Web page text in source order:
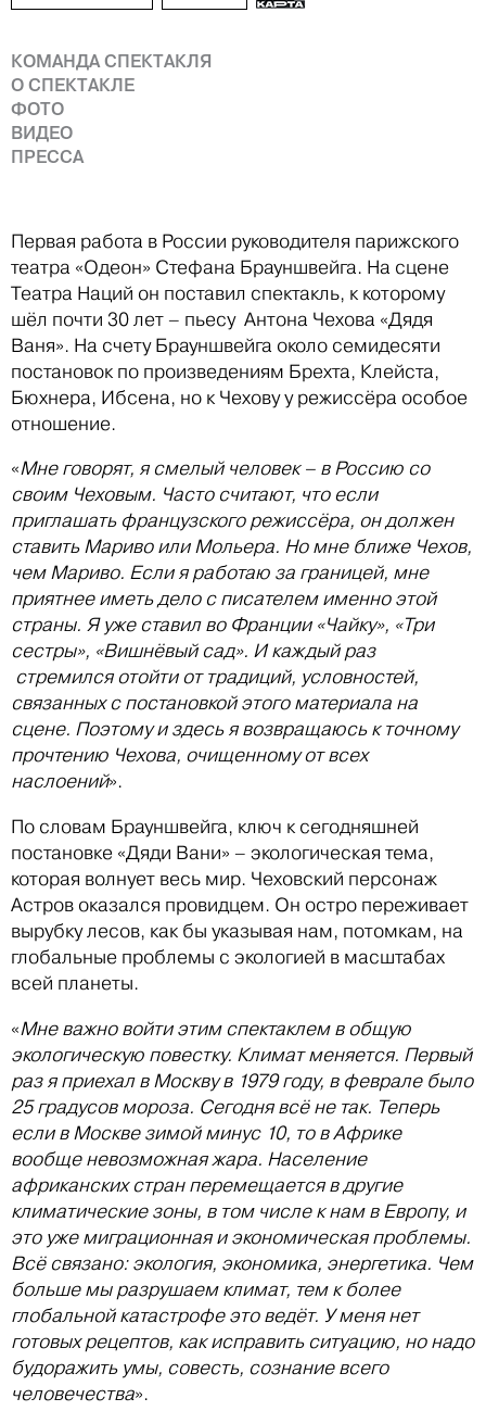
КОМАНДА СПЕКТАКЛЯ
О СПЕКТАКЛЕ
ФОТО
ВИДЕО
ПРЕССА
Первая работа в России руководителя парижского
театра «Одеон» Стефана Брауншвейга. На сцене
Театра Наций он поставил спектакль, к которому
шёл почти 30 лет – пьесу Антона Чехова «Дядя
Ваня». На счету Брауншвейга около семидесяти
постановок по произведениям Брехта, Клейста,
Бюхнера, Ибсена, но к Чехову у режиссёра особое
отношение.
«Мне говорят, я смелый человек – в Россию со
своим Чеховым. Часто считают, что если
приглашать французского режиссёра, он должен
ставить Мариво или Мольера. Но мне ближе Чехов,
чем Мариво. Если я работаю за границей, мне
приятнее иметь дело с писателем именно этой
страны. Я уже ставил во Франции «Чайку», «Три
сестры», «Вишнёвый сад». И каждый раз
стремился отойти от традиций, условностей,
связанных с постановкой этого материала на
сцене. Поэтому и здесь я возвращаюсь к точному
прочтению Чехова, очищенному от всех
наслоений».
По словам Брауншвейга, ключ к сегодняшней
постановке «Дяди Вани» – экологическая тема,
которая волнует весь мир. Чеховский персонаж
Астров оказался провидцем. Он остро переживает
вырубку лесов, как бы указывая нам, потомкам, на
глобальные проблемы с экологией в масштабах
всей планеты.
«Мне важно войти этим спектаклем в общую
экологическую повестку. Климат меняется. Первый
раз я приехал в Москву в 1979 году, в феврале было
25 градусов мороза. Сегодня всё не так. Теперь
если в Москве зимой минус 10, то в Африке
вообще невозможная жара. Население
африканских стран перемещается в другие
климатические зоны, в том числе к нам в Европу, и
это уже миграционная и экономическая проблемы.
Всё связано: экология, экономика, энергетика. Чем
больше мы разрушаем климат, тем к более
глобальной катастрофе это ведёт. У меня нет
готовых рецептов, как исправить ситуацию, но надо
будоражить умы, совесть, сознание всего
человечества».